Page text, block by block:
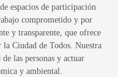
espacios de participación
comprometido y por
y transparente, que ofrece
Ciudad de Todos. Nuestra
las personas y actuar
y ambiental.